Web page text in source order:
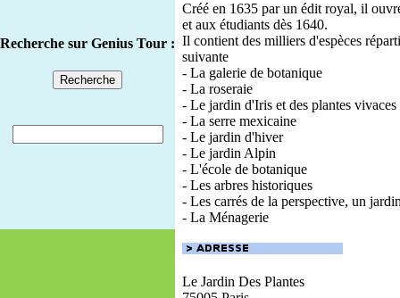
Recherche sur Genius Tour :
Créé en 1635 par un édit royal, il
et aux étudiants dès 1640.
Il contient des milliers d'espèces
suivante
- La galerie de botanique
- La roseraie
- Le jardin d'Iris et des plantes vivaces
- La serre mexicaine
- Le jardin d'hiver
- Le jardin Alpin
- L'école de botanique
- Les arbres historiques
- Les carrés de la perspective, un
- La Ménagerie
Le Jardin Des Plantes